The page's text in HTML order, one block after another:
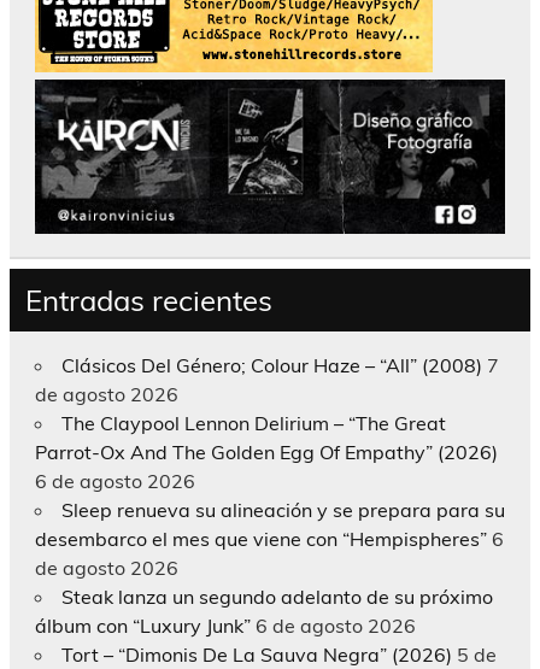
Entradas recientes
Clásicos Del Género; Colour Haze – “All” (2008) 7
de agosto 2026
The Claypool Lennon Delirium – “The Great
Parrot-Ox And The Golden Egg Of Empathy” (2026)
6 de agosto 2026
Sleep renueva su alineación y se prepara para su
desembarco el mes que viene con “Hempispheres” 6
de agosto 2026
Steak lanza un segundo adelanto de su próximo
álbum con “Luxury Junk” 6 de agosto 2026
Tort – “Dimonis De La Sauva Negra” (2026) 5 de